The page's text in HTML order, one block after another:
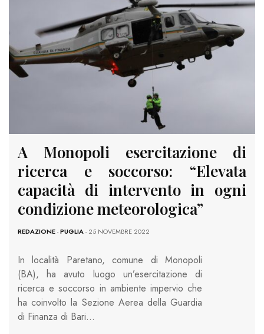
A Monopoli esercitazione di
ricerca e soccorso: “Elevata
capacità di intervento in ogni
condizione meteorologica”
REDAZIONE-PUGLIA- 25 NOVEMBRE 2022
In località Paretano, comune di Monopoli
(BA), ha avuto luogo un’esercitazione di
ricerca e soccorso in ambiente impervio che
ha coinvolto la Sezione Aerea della Guardia
di Finanza di Bari…